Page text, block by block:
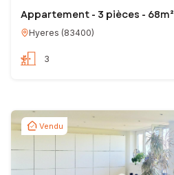
Appartement - 3 pièces - 68m²
Hyeres (83400)
3
Vendu